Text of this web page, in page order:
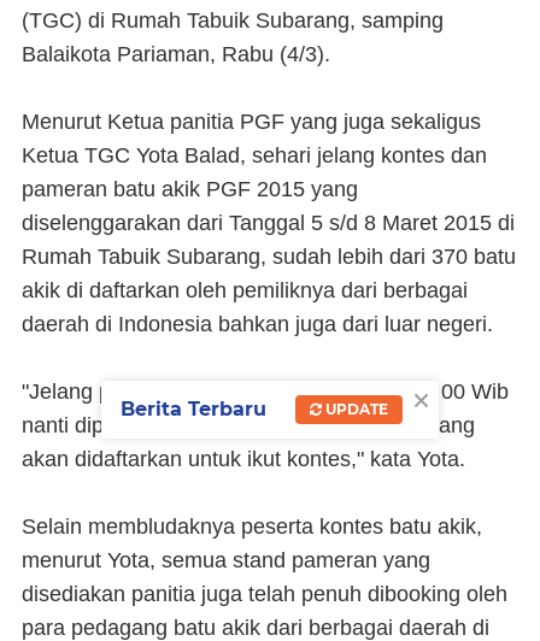
(TGC) di Rumah Tabuik Subarang, samping
Balaikota Pariaman, Rabu (4/3).
Menurut Ketua panitia PGF yang juga sekaligus
Ketua TGC Yota Balad, sehari jelang kontes dan
pameran batu akik PGF 2015 yang
diselenggarakan dari Tanggal 5 s/d 8 Maret 2015 di
Rumah Tabuik Subarang, sudah lebih dari 370 batu
akik di daftarkan oleh pemiliknya dari berbagai
daerah di Indonesia bahkan juga dari luar negeri.
"Jelang penutupan pendaftaran pada pukul 00 Wib
nanti diperkirakan lebih dari 400 batu akik yang
akan didaftarkan untuk ikut kontes," kata Yota.
Selain membludaknya peserta kontes batu akik,
menurut Yota, semua stand pameran yang
disediakan panitia juga telah penuh dibooking oleh
para pedagang batu akik dari berbagai daerah di
×
Berita Terbaru UPDATE